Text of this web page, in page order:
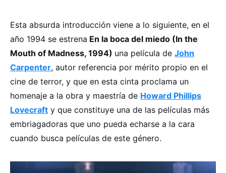
Esta absurda introducción viene a lo siguiente, en el
año 1994 se estrena En la boca del miedo (In the
Mouth of Madness, 1994) una película de John
Carpenter, autor referencia por mérito propio en el
cine de terror, y que en esta cinta proclama un
homenaje a la obra y maestría de Howard Phillips
Lovecraft y que constituye una de las películas más
embriagadoras que uno pueda echarse a la cara
cuando busca películas de este género.